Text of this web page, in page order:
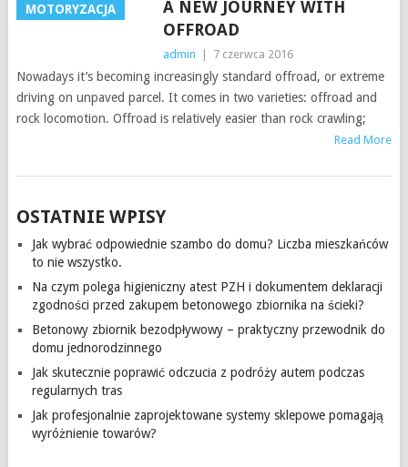
MOTORYZACJA
A NEW JOURNEY WITH
OFFROAD
admin 7 czerwca 2016
Nowadays it’s becoming increasingly standard offroad, or extreme
driving on unpaved parcel. It comes in two varieties: offroad and
rock locomotion. Offroad is relatively easier than rock crawling;
Read More
OSTATNIE WPISY
Jak wybrać odpowiednie szambo do domu? Liczba mieszkańców
to nie wszystko.
Na czym polega higieniczny atest PZH i dokumentem deklaracji
zgodności przed zakupem betonowego zbiornika na ścieki?
Betonowy zbiornik bezodpływowy – praktyczny przewodnik do
domu jednorodzinnego
Jak skutecznie poprawić odczucia z podróży autem podczas
regularnych tras
Jak profesjonalnie zaprojektowane systemy sklepowe pomagają
wyróżnienie towarów?